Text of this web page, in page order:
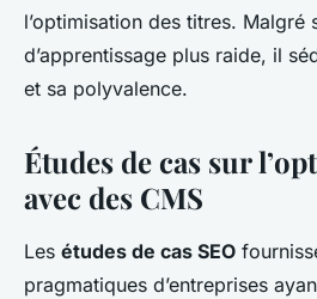
l’optimisation des titres. Malgré
d’apprentissage plus raide, il
et sa polyvalence.
Études de cas sur
avec des CMS
Les études de cas SEO
pragmatiques d’entreprises